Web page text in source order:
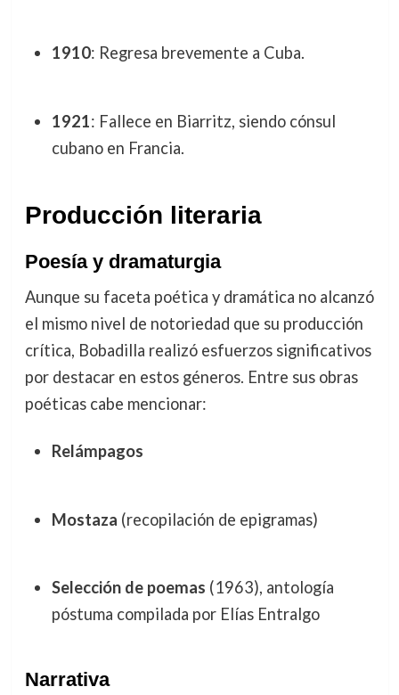
1910: Regresa brevemente a Cuba.
1921: Fallece en Biarritz, siendo cónsul
cubano en Francia.
Producción literaria
Poesía y dramaturgia
Aunque su faceta poética y dramática no alcanzó
el mismo nivel de notoriedad que su producción
crítica, Bobadilla realizó esfuerzos significativos
por destacar en estos géneros. Entre sus obras
poéticas cabe mencionar:
Relámpagos
Mostaza (recopilación de epigramas)
Selección de poemas (1963), antología
póstuma compilada por Elías Entralgo
Narrativa